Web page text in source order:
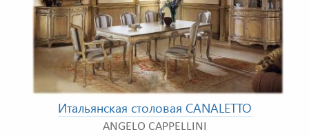
Итальянская столовая CANALETTO
ANGELO CAPPELLINI